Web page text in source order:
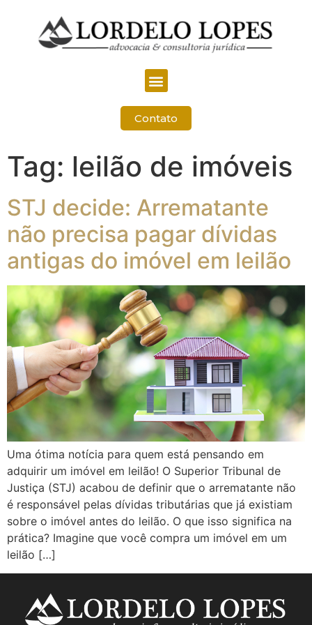
Contato
Tag: leilão de imóveis
STJ decide: Arrematante
não precisa pagar dívidas
antigas do imóvel em leilão
Uma ótima notícia para quem está pensando em
adquirir um imóvel em leilão! O Superior Tribunal de
Justiça (STJ) acabou de definir que o arrematante não
é responsável pelas dívidas tributárias que já existiam
sobre o imóvel antes do leilão. O que isso significa na
prática? Imagine que você compra um imóvel em um
leilão […]